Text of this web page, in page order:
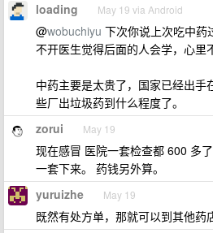
loading May 19 via Android
@wobuchiyu 下次你说上次吃中药
不开医生觉得后面的人会学，心里
中药主要是太贵了，国家已经出
些厂出垃圾药到什么程度了。
zorui May 19
现在感冒 医院一套检查都 600 多
一套下来。 药钱另外算。
yuruizhe May 19
既然有处方单，那就可以到其他药